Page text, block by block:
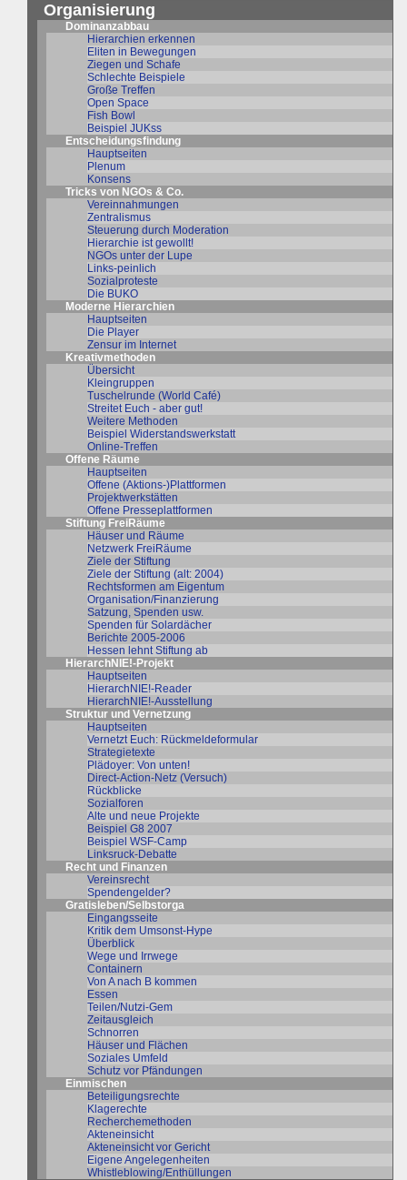
Organisierung
Dominanzabbau
Hierarchien erkennen
Eliten in Bewegungen
Ziegen und Schafe
Schlechte Beispiele
Große Treffen
Open Space
Fish Bowl
Beispiel JUKss
Entscheidungsfindung
Hauptseiten
Plenum
Konsens
Tricks von NGOs & Co.
Vereinnahmungen
Zentralismus
Steuerung durch Moderation
Hierarchie ist gewollt!
NGOs unter der Lupe
Links-peinlich
Sozialproteste
Die BUKO
Moderne Hierarchien
Hauptseiten
Die Player
Zensur im Internet
Kreativmethoden
Übersicht
Kleingruppen
Tuschelrunde (World Café)
Streitet Euch - aber gut!
Weitere Methoden
Beispiel Widerstandswerkstatt
Online-Treffen
Offene Räume
Hauptseiten
Offene (Aktions-)Plattformen
Projektwerkstätten
Offene Presseplattformen
Stiftung FreiRäume
Häuser und Räume
Netzwerk FreiRäume
Ziele der Stiftung
Ziele der Stiftung (alt: 2004)
Rechtsformen am Eigentum
Organisation/Finanzierung
Satzung, Spenden usw.
Spenden für Solardächer
Berichte 2005-2006
Hessen lehnt Stiftung ab
HierarchNIE!-Projekt
Hauptseiten
HierarchNIE!-Reader
HierarchNIE!-Ausstellung
Struktur und Vernetzung
Hauptseiten
Vernetzt Euch: Rückmeldeformular
Strategietexte
Plädoyer: Von unten!
Direct-Action-Netz (Versuch)
Rückblicke
Sozialforen
Alte und neue Projekte
Beispiel G8 2007
Beispiel WSF-Camp
Linksruck-Debatte
Recht und Finanzen
Vereinsrecht
Spendengelder?
Gratisleben/Selbstorga
Eingangsseite
Kritik dem Umsonst-Hype
Überblick
Wege und Irrwege
Containern
Von A nach B kommen
Essen
Teilen/Nutzi-Gem
Zeitausgleich
Schnorren
Häuser und Flächen
Soziales Umfeld
Schutz vor Pfändungen
Einmischen
Beteiligungsrechte
Klagerechte
Recherchemethoden
Akteneinsicht
Akteneinsicht vor Gericht
Eigene Angelegenheiten
Whistleblowing/Enthüllungen